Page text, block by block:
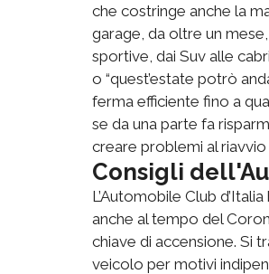
che costringe anche la
garage, da oltre un
sportive, dai Suv alle
o “quest’estate potrò
ferma efficiente fino a
se da una parte fa
creare problemi al
Consigli
L’Automobile Club
anche al tempo del
chiave di accensione. Si
veicolo per motivi